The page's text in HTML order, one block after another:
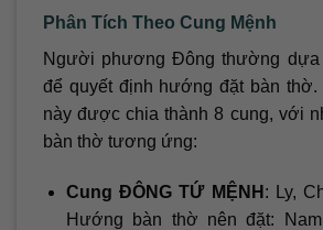
Phân Tích Theo Cung Mệnh
Người phương Đông thường dựa
để quyết định hướng đặt bàn thờ.
này được chia thành 8 cung, với
bàn thờ tương ứng:
Cung ĐÔNG TỨ MỆNH : Ly,
Hướng bàn thờ nên đặt: